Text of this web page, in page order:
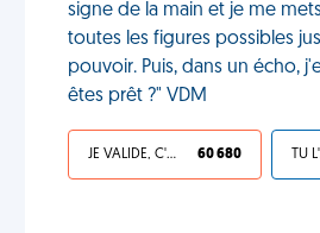
signe de la main et je me
toutes les figures possibles
pouvoir. Puis, dans un écho,
êtes prêt ?" VDM
JE VALIDE, C'EST UNE VDM 60 680